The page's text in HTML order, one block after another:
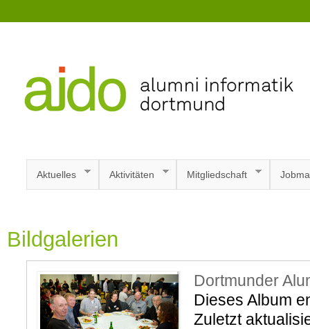
Aktuelles Aktivitäten Mitgliedschaft
Bildgalerien
Dortmunder
Dieses Album
Zuletzt